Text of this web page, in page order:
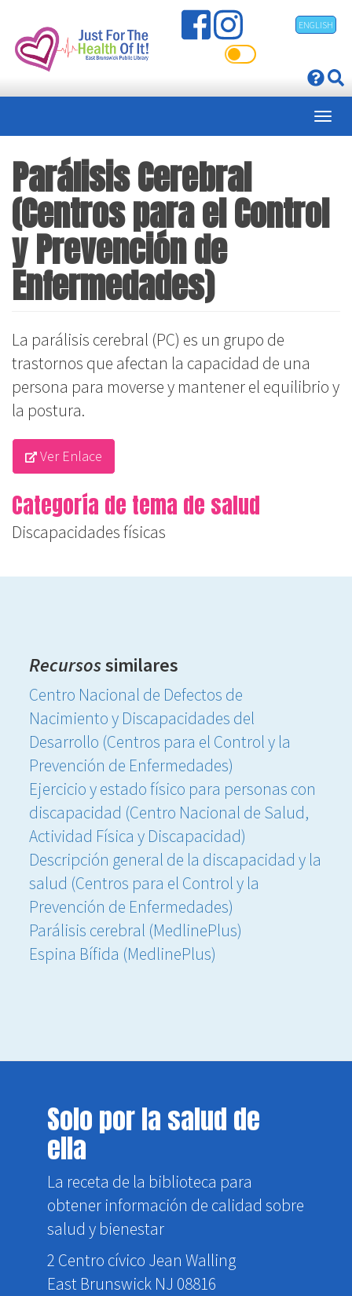
contenido
ENGLISH
Parálisis Cerebral
(Centros para el Control
y Prevención de
Enfermedades)
La parálisis cerebral (PC) es un grupo de
trastornos que afectan la capacidad de una
persona para moverse y mantener el equilibrio y
la postura.
Ver Enlace
Categoría de tema de salud
Discapacidades físicas
Recursossimilares
Centro Nacional de Defectos de
Nacimiento y Discapacidades del
Desarrollo (Centros para el Control y la
Prevención de Enfermedades)
Ejercicio y estado físico para personas con
discapacidad (Centro Nacional de Salud,
Actividad Física y Discapacidad)
Descripción general de la discapacidad y la
salud (Centros para el Control y la
Prevención de Enfermedades)
Parálisis cerebral (MedlinePlus)
Espina Bífida (MedlinePlus)
Solo por la salud de
ella
La receta de la biblioteca para
obtener información de calidad sobre
salud y bienestar
2 Centro cívico Jean Walling
East Brunswick NJ 08816